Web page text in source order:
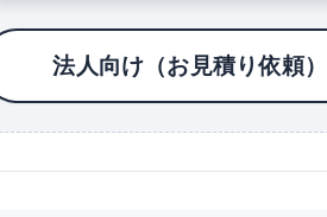
法人向け（お見積り依頼）